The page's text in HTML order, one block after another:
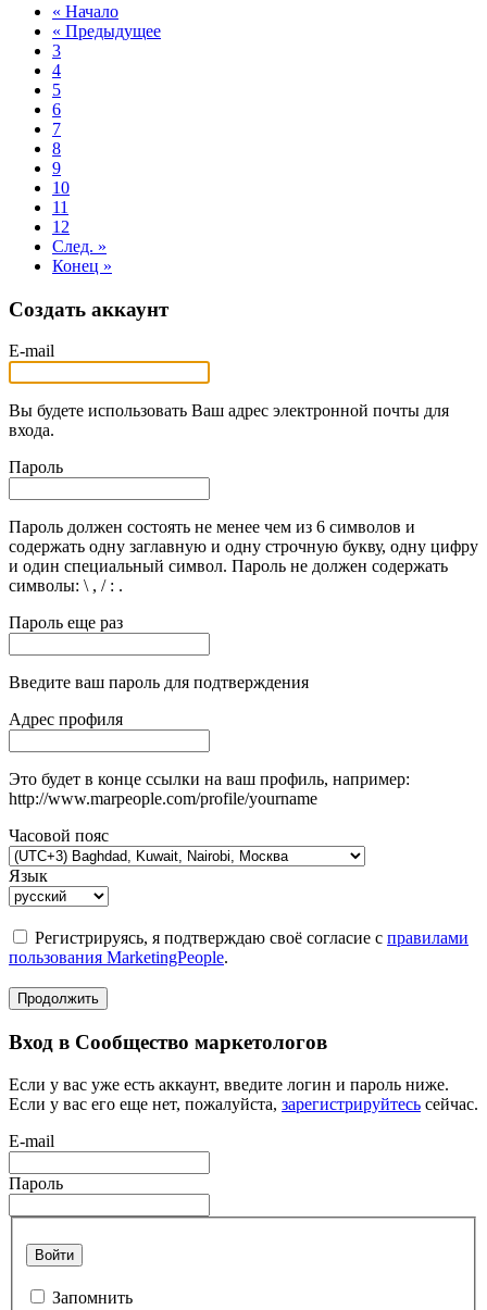
« Начало
« Предыдущее
3
4
5
6
7
8
9
10
11
12
След. »
Конец »
Создать аккаунт
E-mail
Вы будете использовать Ваш адрес электронной почты для
входа.
Пароль
Пароль должен состоять не менее чем из 6 символов и
содержать одну заглавную и одну строчную букву, одну цифру
и один специальный символ. Пароль не должен содержать
символы: \ , / : .
Пароль еще раз
Введите ваш пароль для подтверждения
Адрес профиля
Это будет в конце ссылки на ваш профиль, например:
http://www.marpeople.com/profile/yourname
Часовой пояс
Язык
Регистрируясь, я подтверждаю своё согласие с правилами
пользования MarketingPeople.
Продолжить
Вход в Сообщество маркетологов
Если у вас уже есть аккаунт, введите логин и пароль ниже.
Если у вас его еще нет, пожалуйста, зарегистрируйтесь сейчас.
E-mail
Пароль
Войти
Запомнить